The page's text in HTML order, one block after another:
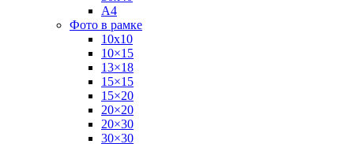
А4
Фото в рамке
10х10
10×15
13×18
15×15
15×20
20×20
20×30
30×30